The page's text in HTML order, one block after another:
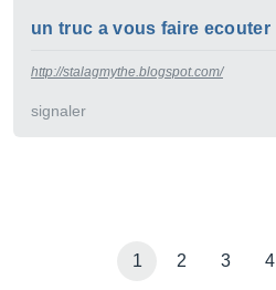
un truc a vous faire ecouter
http://stalagmythe.blogspot.com/
signaler
1 2 3 4